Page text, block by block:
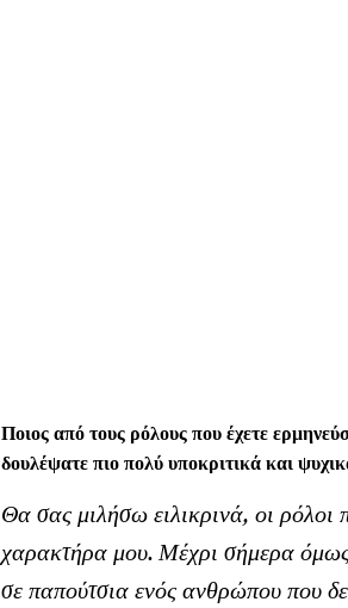
Ποιος από τους ρόλους που έχετε
δουλέψατε πιο πολύ υποκριτικά και
Θα σας μιλήσω ειλικρινά, οι ρόλοι
χαρακτήρα μου. Μέχρι σήμερα όμως!
σε παπούτσια ενός ανθρώπου που